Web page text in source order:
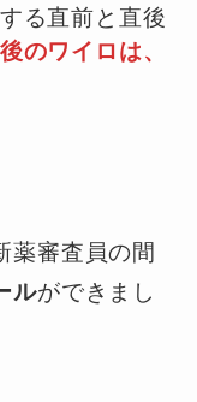
る直前と直後
のワイロは、
薬審査員の間
ルができまし